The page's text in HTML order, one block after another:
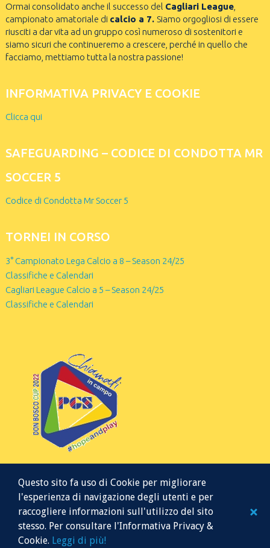
Ormai consolidato anche il successo del Cagliari League,
campionato amatoriale di calcio a 7. Siamo orgogliosi di essere
riusciti a dar vita ad un gruppo così numeroso di sostenitori e
siamo sicuri che continueremo a crescere, perché in quello che
facciamo, mettiamo tutta la nostra passione!
INFORMATIVA PRIVACY E COOKIE
Clicca qui
SAFEGUARDING – CODICE DI CONDOTTA MR
SOCCER 5
Codice di Condotta Mr Soccer 5
TORNEI IN CORSO
3° Campionato Lega Calcio a 8 – Season 24/25
Classifiche e Calendari
Cagliari League Calcio a 5 – Season 24/25
Classifiche e Calendari
© 2026 Mr Soccer 5
Questo sito fa uso di Cookie per migliorare
l'esperienza di navigazione degli utenti e per
raccogliere informazioni sull'utilizzo del sito
stesso. Per consultare l'Informativa Privacy &
Cookie. Leggi di più!